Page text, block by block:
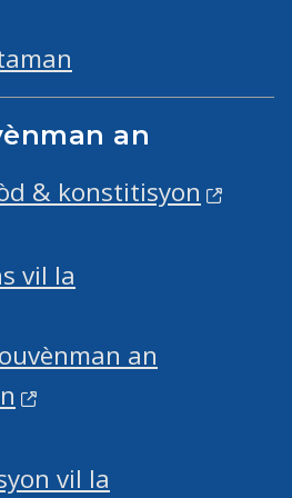
an
& konstitisyon
vil la
an
vil la